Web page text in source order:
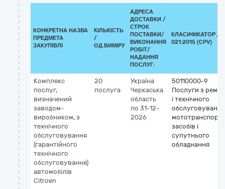
КОНКРЕТНА НАЗВА
ПРЕДМЕТА
ЗАКУПІВЛІ
КІЛЬКІСТЬ
/
ОД.ВИМІРУ
АДРЕСА
ДОСТАВКИ /
СТРОК
ПОСТАВКИ/
ВИКОНАННЯ
РОБІТ/
НАДАННЯ
ПОСЛУГ:
КЛАСИФІКАТОР ДК
021:2015 (CPV)
Комплекс
послуг,
визначений
заводом-
виробником, з
технічного
обслуговування
(гарантійного
технічного
обслуговування)
автомобілів
Citroen
20
послуга
Україна
Черкаська
область
по 31-12-
2026
50110000-9
Послуги з
і технічного
обслуговування
засобів і
супутнього
обладнання